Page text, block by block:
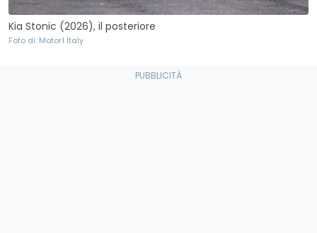
Kia Stonic (2026), il posteriore
Foto di: Motor1 Italy